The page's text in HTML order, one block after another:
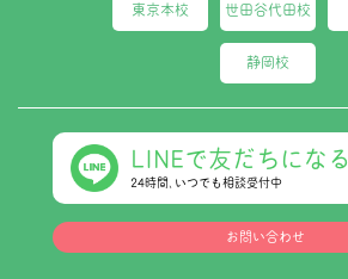
東京本校 世田谷代田校
静岡校
LINEで友だちになる
24時間､いつでも相談受付中
お問い合わせ